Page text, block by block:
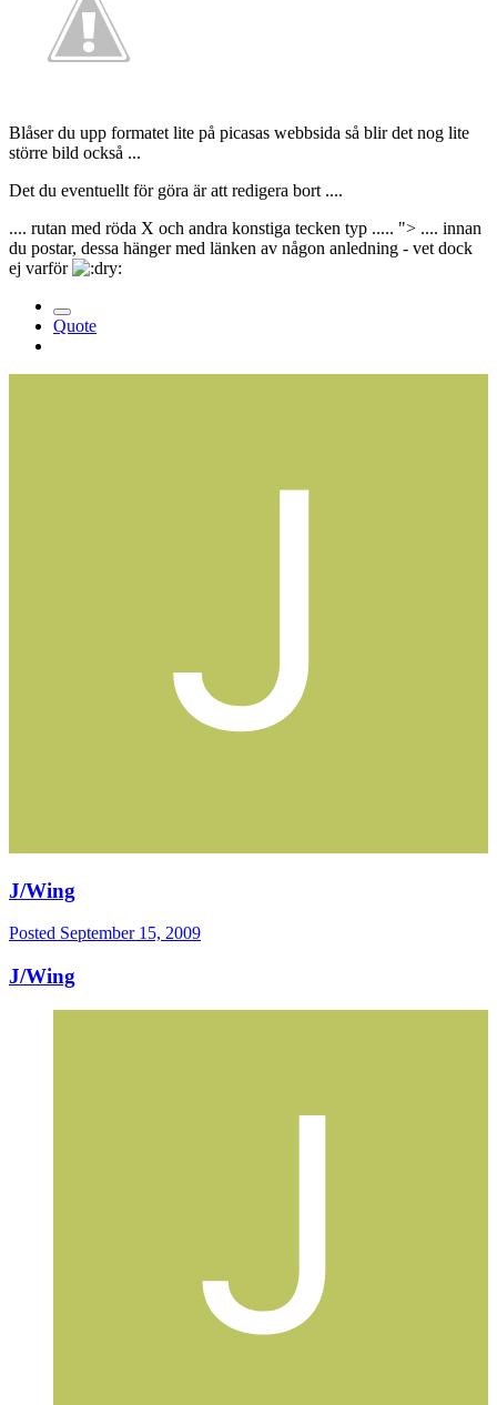
Blåser du upp formatet lite på picasas webbsida så blir det nog lite
större bild också ...
Det du eventuellt för göra är att redigera bort ....
.... rutan med röda X och andra konstiga tecken typ ..... "> .... innan
du postar, dessa hänger med länken av någon anledning - vet dock
ej varför
Quote
J/Wing
Posted September 15, 2009
J/Wing